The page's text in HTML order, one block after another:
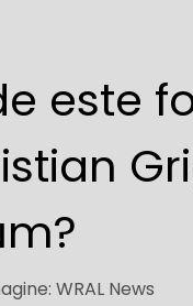
este
WRAL News